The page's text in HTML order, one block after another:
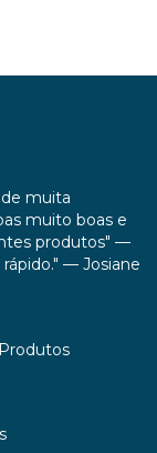
muita
muito boas e
produtos" —
— Josiane